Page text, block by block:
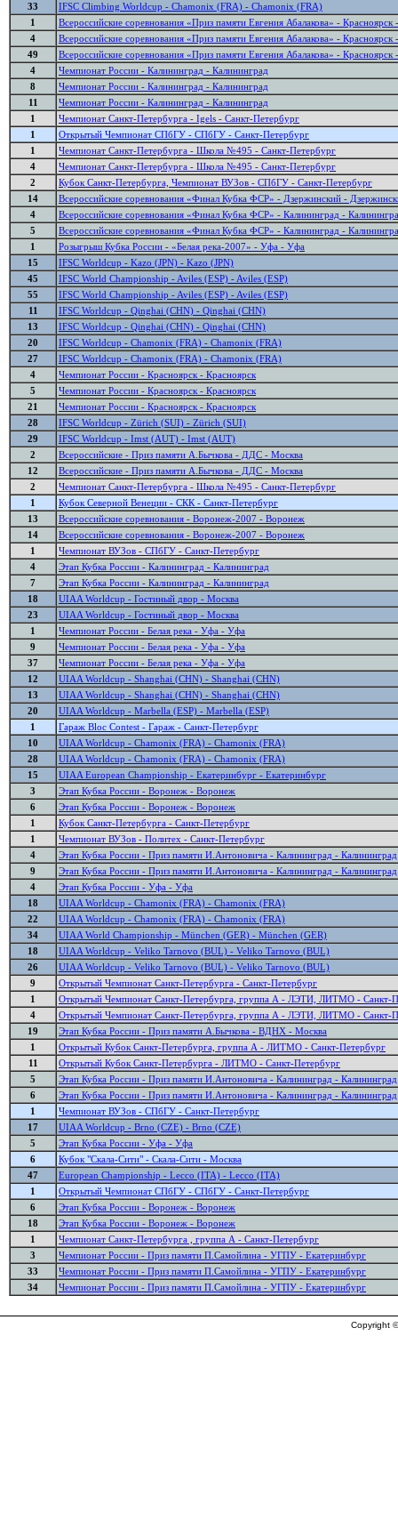
33
IFSC Climbing Worldcup - Chamonix (FRA) - Chamonix (FRA)
1
Всероссийские соревнования «Приз памяти Евгения Абалакова» - Красноярск
4
Всероссийские соревнования «Приз памяти Евгения Абалакова» - Красноярск
49
Всероссийские соревнования «Приз памяти Евгения Абалакова» - Красноярск
4
Чемпионат России - Калининград - Калининград
8
Чемпионат России - Калининград - Калининград
11
Чемпионат России - Калининград - Калининград
1
Чемпионат Санкт-Петербурга - Igels - Санкт-Петербург
1
Открытый Чемпионат СПбГУ - СПбГУ - Санкт-Петербург
1
Чемпионат Санкт-Петербурга - Школа №495 - Санкт-Петербург
4
Чемпионат Санкт-Петербурга - Школа №495 - Санкт-Петербург
2
Кубок Санкт-Петербурга, Чемпионат ВУЗов - СПбГУ - Санкт-Петербург
14
Всероссийские соревнования «Финал Кубка ФСР» - Дзержинский -
4
Всероссийские соревнования «Финал Кубка ФСР» - Калининград -
5
Всероссийские соревнования «Финал Кубка ФСР» - Калининград -
1
Розыгрыш Кубка России - «Белая река-2007» - Уфа - Уфа
15
IFSC Worldcup - Kazo (JPN) - Kazo (JPN)
45
IFSC World Championship - Aviles (ESP) - Aviles (ESP)
55
IFSC World Championship - Aviles (ESP) - Aviles (ESP)
11
IFSC Worldcup - Qinghai (CHN) - Qinghai (CHN)
13
IFSC Worldcup - Qinghai (CHN) - Qinghai (CHN)
20
IFSC Worldcup - Chamonix (FRA) - Chamonix (FRA)
27
IFSC Worldcup - Chamonix (FRA) - Chamonix (FRA)
4
Чемпионат России - Красноярск - Красноярск
5
Чемпионат России - Красноярск - Красноярск
21
Чемпионат России - Красноярск - Красноярск
28
IFSC Worldcup - Zürich (SUI) - Zürich (SUI)
29
IFSC Worldcup - Imst (AUT) - Imst (AUT)
2
Всероссийские - Приз памяти А.Бычкова - ДДС - Москва
12
Всероссийские - Приз памяти А.Бычкова - ДДС - Москва
2
Чемпионат Санкт-Петербурга - Школа №495 - Санкт-Петербург
1
Кубок Северной Венеции - СКК - Санкт-Петербург
13
Всероссийские соревнования - Воронеж-2007 - Воронеж
14
Всероссийские соревнования - Воронеж-2007 - Воронеж
1
Чемпионат ВУЗов - СПбГУ - Санкт-Петербург
4
Этап Кубка России - Калининград - Калининград
7
Этап Кубка России - Калининград - Калининград
18
UIAA Worldcup - Гостиный двор - Москва
23
UIAA Worldcup - Гостиный двор - Москва
1
Чемпионат России - Белая река - Уфа - Уфа
9
Чемпионат России - Белая река - Уфа - Уфа
37
Чемпионат России - Белая река - Уфа - Уфа
12
UIAA Worldcup - Shanghai (CHN) - Shanghai (CHN)
13
UIAA Worldcup - Shanghai (CHN) - Shanghai (CHN)
20
UIAA Worldcup - Marbella (ESP) - Marbella (ESP)
1
Гараж Bloc Contest - Гараж - Санкт-Петербург
10
UIAA Worldcup - Chamonix (FRA) - Chamonix (FRA)
28
UIAA Worldcup - Chamonix (FRA) - Chamonix (FRA)
15
UIAA European Championship - Екатеринбург - Екатеринбург
3
Этап Кубка России - Воронеж - Воронеж
6
Этап Кубка России - Воронеж - Воронеж
1
Кубок Санкт-Петербурга - Санкт-Петербург
1
Чемпионат ВУЗов - Политех - Санкт-Петербург
4
Этап Кубка России - Приз памяти И.Антоновича - Калининград - Калининград
9
Этап Кубка России - Приз памяти И.Антоновича - Калининград - Калининград
4
Этап Кубка России - Уфа - Уфа
18
UIAA Worldcup - Chamonix (FRA) - Chamonix (FRA)
22
UIAA Worldcup - Chamonix (FRA) - Chamonix (FRA)
34
UIAA World Championship - München (GER) - München (GER)
18
UIAA Worldcup - Veliko Tarnovo (BUL) - Veliko Tarnovo (BUL)
26
UIAA Worldcup - Veliko Tarnovo (BUL) - Veliko Tarnovo (BUL)
9
Открытый Чемпионат Санкт-Петербурга - Санкт-Петербург
1
Открытый Чемпионат Санкт-Петербурга, группа А - ЛЭТИ, ЛИТМО - Санкт-
4
Открытый Чемпионат Санкт-Петербурга, группа А - ЛЭТИ, ЛИТМО - Санкт-
19
Этап Кубка России - Приз памяти А.Бычкова - ВДНХ - Москва
1
Открытый Кубок Санкт-Петербурга, группа А - ЛИТМО - Санкт-Петербург
11
Открытый Кубок Санкт-Петербурга - ЛИТМО - Санкт-Петербург
5
Этап Кубка России - Приз памяти И.Антоновича - Калининград - Калининград
6
Этап Кубка России - Приз памяти И.Антоновича - Калининград - Калининград
1
Чемпионат ВУЗов - СПбГУ - Санкт-Петербург
17
UIAA Worldcup - Brno (CZE) - Brno (CZE)
5
Этап Кубка России - Уфа - Уфа
6
Кубок "Скала-Сити" - Скала-Сити - Москва
47
European Championship - Lecco (ITA) - Lecco (ITA)
1
Открытый Чемпионат СПбГУ - СПбГУ - Санкт-Петербург
6
Этап Кубка России - Воронеж - Воронеж
18
Этап Кубка России - Воронеж - Воронеж
1
Чемпионат Санкт-Петербурга , группа А - Санкт-Петербург
3
Чемпионат России - Приз памяти П.Самойлина - УГПУ - Екатеринбург
33
Чемпионат России - Приз памяти П.Самойлина - УГПУ - Екатеринбург
34
Чемпионат России - Приз памяти П.Самойлина - УГПУ - Екатеринбург
Copyright